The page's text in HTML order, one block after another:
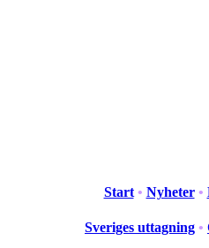
Start • Nyheter •
Sveriges uttagning •